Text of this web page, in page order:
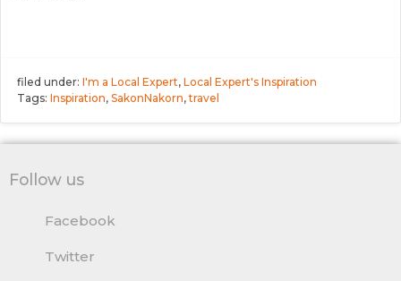
filed under: I'm a Local Expert, Local Expert's Inspiration
Tags: Inspiration, SakonNakorn,travel
Follow us
Facebook
Twitter